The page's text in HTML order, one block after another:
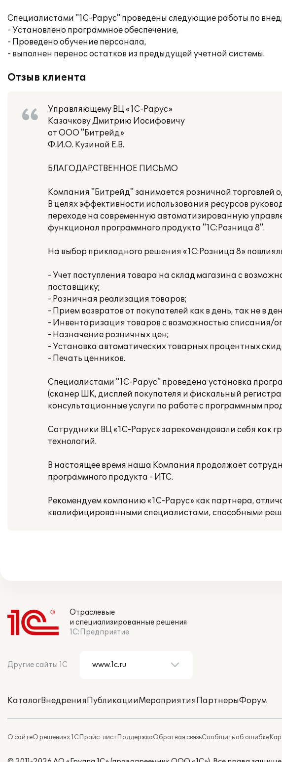
Специалистами "1С-Рарус" проведены следующие работы по
- Установлено программное обеспечение,
- Проведено обучение персонала,
- выполнен перенос остатков из предыдущей учетной системы.
Отзыв клиента
Управляющему ВЦ «1С-Рарус»
Казачкову Дмитрию Иосифовичу
от ООО "Битрейд»
Ф.И.О. Кузиной Е.В.
БЛАГОДАРСТВЕННОЕ ПИСЬМО
Компания "Битрейд" занимается розничной торговлей
В целях эффективности использования ресурсов
переходе на современную автоматизированную
функционал программного продукта "1С:Розница 8".
На выбор прикладного решения «1С:Розница 8»
- Учет поступления товара на склад магазина с
поставщику;
- Розничная реализация товаров;
- Прием возвратов от покупателей как в день, так не в
- Инвентаризация товаров с возможностью списания/
- Назначение розничных цен;
- Установка автоматических товарных процентных
- Печать ценников.
Специалистами "1С-Рарус" проведена установка
(сканер ШК, дисплей покупателя и фискальный
консультационные услуги по работе с программным
Сотрудники ВЦ «1С-Рарус» зарекомендовали себя как
технологий.
В настоящее время наша Компания продолжает
программного продукта - ИТС.
Рекомендуем компанию «1С-Рарус» как партнера,
квалифицированными специалистами, способными
Отраслевые
и специализированные решения
1С:Предприятие
Другие сайты 1С
КаталогВнедренияПубликацииМероприятияПартнерыФорум
О сайтеО решениях 1СПрайс-листПоддержкаОбратная связьСообщить об ошибке